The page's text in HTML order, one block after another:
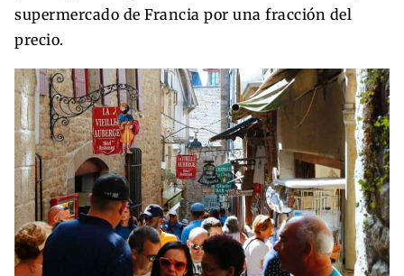
supermercado de Francia por una fracción del
precio.